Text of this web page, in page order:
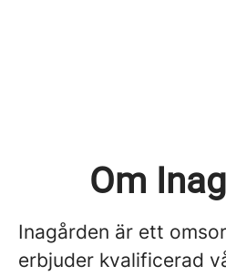
Om
Inagården är ett
erbjuder kvalificerad